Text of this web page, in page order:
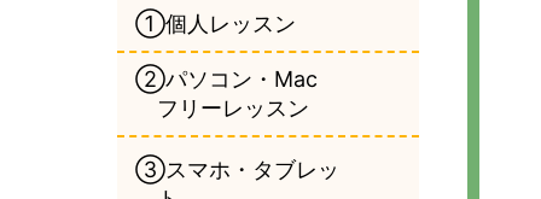
①個人レッスン
②パソコン・Mac
フリーレッスン
③スマホ・タブレッ